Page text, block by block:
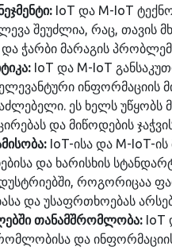
IoT და M-IoT
შეუძლია, რაც, თავის
ჭარბი მარაგის
IoT და M-IoT
ინფორმაციის
ეს ხელს
და მიწოდების
IoT-ისა და M-IoT-
და ხარისხის
როგორიცაა
და უსაფრთხოებას
თანამშრომლობა: IoT
და